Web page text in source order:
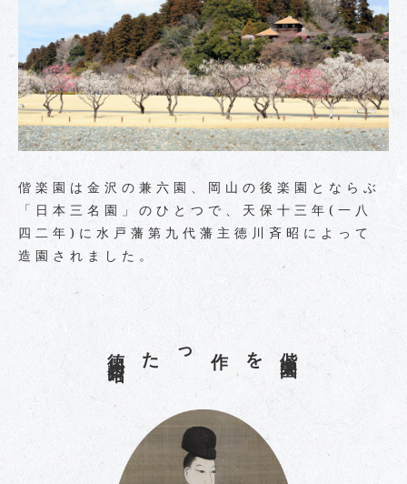
偕楽園は金沢の兼六園、岡山の後楽園とならぶ
「日本三名園」のひとつで、天保十三年(一八
四二年)に水戸藩第九代藩主徳川斉昭によって
造園されました。
を作った